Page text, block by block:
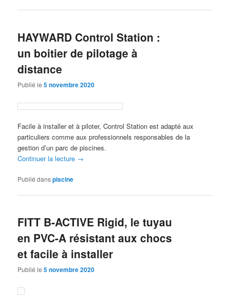
HAYWARD Control Station :
un boitier de pilotage à
distance
Publié le5 novembre 2020
Facile à installer et à piloter, Control Station est adapté aux
particuliers comme aux professionnels responsables de la
gestion d’un parc de piscines.
Continuer la lecture →
Publié danspiscine
FITT B-ACTIVE Rigid, le tuyau
en PVC-A résistant aux chocs
et facile à installer
Publié le5 novembre 2020